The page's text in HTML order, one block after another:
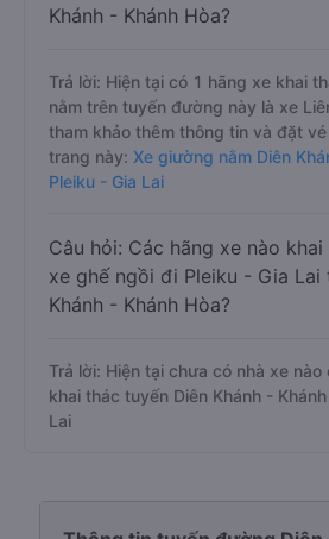
Khánh - Khánh Hòa?
Trả lời: Hiện tại có 1 hãng xe khai
nằm trên tuyến đường này là xe
tham khảo thêm thông tin và đặt
trang này: Xe giường nằm Diên
Pleiku - Gia Lai
Câu hỏi: Các hãng xe nào
xe ghế ngồi đi Pleiku - Gia Lai
Khánh - Khánh Hòa?
Trả lời: Hiện tại chưa có nhà xe
khai thác tuyến Diên Khánh -
Lai